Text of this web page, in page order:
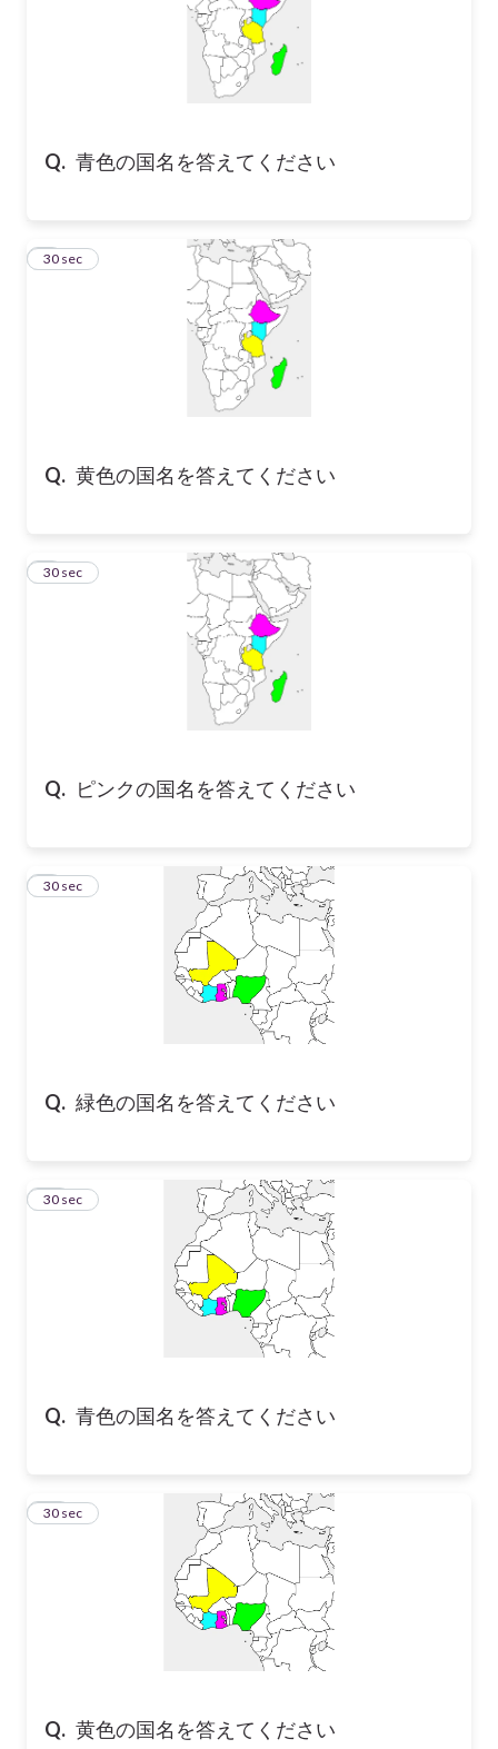
Q. 青色の国名を答えてください
Q. 黄色の国名を答えてください
7
30 sec
Q. ピンクの国名を答えてください
8
30 sec
Q. 緑色の国名を答えてください
9
30 sec
Q. 青色の国名を答えてください
10
30 sec
Q. 黄色の国名を答えてください
11
30 sec